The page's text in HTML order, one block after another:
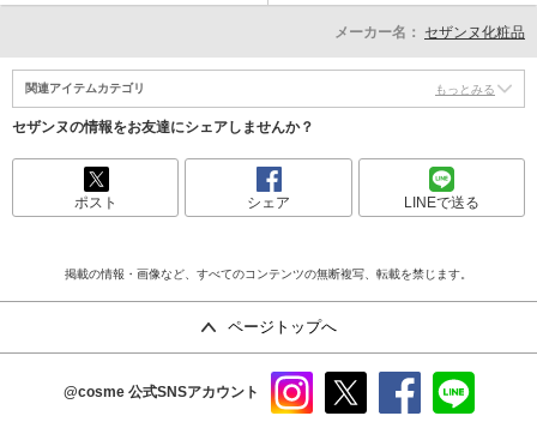
メーカー名： セザンヌ化粧品
関連アイテムカテゴリ もっとみる
セザンヌの情報をお友達にシェアしませんか？
ポスト シェア LINEで送る
掲載の情報・画像など、すべてのコンテンツの無断複写、転載を禁じます。
ページトップへ
@cosme 公式SNSアカウント